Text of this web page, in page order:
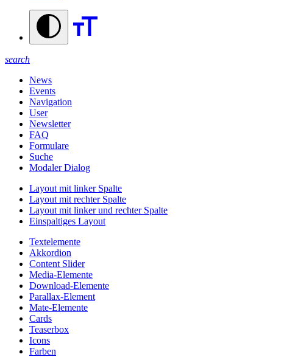
search
News
Events
Navigation
User
Newsletter
FAQ
Formulare
Suche
Modaler Dialog
Layout mit linker Spalte
Layout mit rechter Spalte
Layout mit linker und rechter Spalte
Einspaltiges Layout
Textelemente
Akkordion
Content Slider
Media-Elemente
Download-Elemente
Parallax-Element
Mate-Elemente
Cards
Teaserbox
Icons
Farben